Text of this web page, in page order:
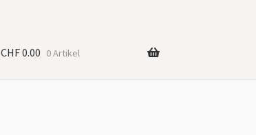
CHF0.00 0 Artikel